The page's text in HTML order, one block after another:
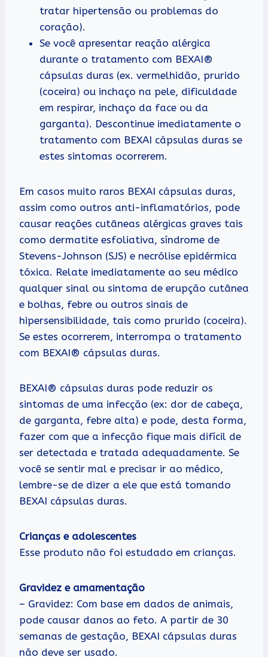
tratar hipertensão ou problemas do
coração).
Se você apresentar reação alérgica
durante o tratamento com BEXAI®
cápsulas duras (ex. vermelhidão, prurido
(coceira) ou inchaço na pele, dificuldade
em respirar, inchaço da face ou da
garganta). Descontinue imediatamente o
tratamento com BEXAI cápsulas duras se
estes sintomas ocorrerem.
Em casos muito raros BEXAI cápsulas duras,
assim como outros anti-inflamatórios, pode
causar reações cutâneas alérgicas graves tais
como dermatite esfoliativa, síndrome de
Stevens-Johnson (SJS) e necrólise epidérmica
tóxica. Relate imediatamente ao seu médico
qualquer sinal ou sintoma de erupção cutânea
e bolhas, febre ou outros sinais de
hipersensibilidade, tais como prurido (coceira).
Se estes ocorrerem, interrompa o tratamento
com BEXAI® cápsulas duras.
BEXAI® cápsulas duras pode reduzir os
sintomas de uma infecção (ex: dor de cabeça,
de garganta, febre alta) e pode, desta forma,
fazer com que a infecção fique mais difícil de
ser detectada e tratada adequadamente. Se
você se sentir mal e precisar ir ao médico,
lembre-se de dizer a ele que está tomando
BEXAI cápsulas duras.
Crianças e adolescentes
Esse produto não foi estudado em crianças.
Gravidez e amamentação
– Gravidez: Com base em dados de animais,
pode causar danos ao feto. A partir de 30
semanas de gestação, BEXAI cápsulas duras
não deve ser usado.